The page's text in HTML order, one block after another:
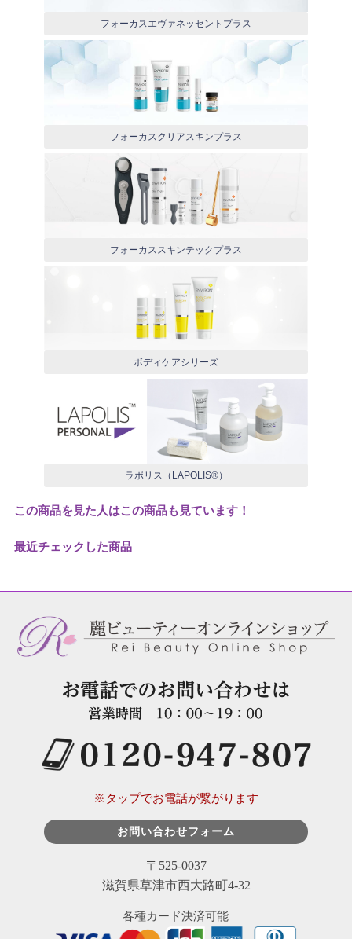
フォーカスエヴァネッセントプラス
フォーカスクリアスキンプラス
フォーカススキンテックプラス
ボディケアシリーズ
ラポリス（LAPOLIS®）
この商品を見た人はこの商品も見ています！
最近チェックした商品
※タップでお電話が繋がります
お問い合わせフォーム
〒525-0037
滋賀県草津市西大路町4-32
各種カード決済可能